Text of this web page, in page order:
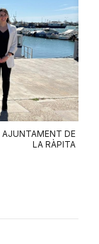
AJUNTAMENT DE
LA RÀPITA